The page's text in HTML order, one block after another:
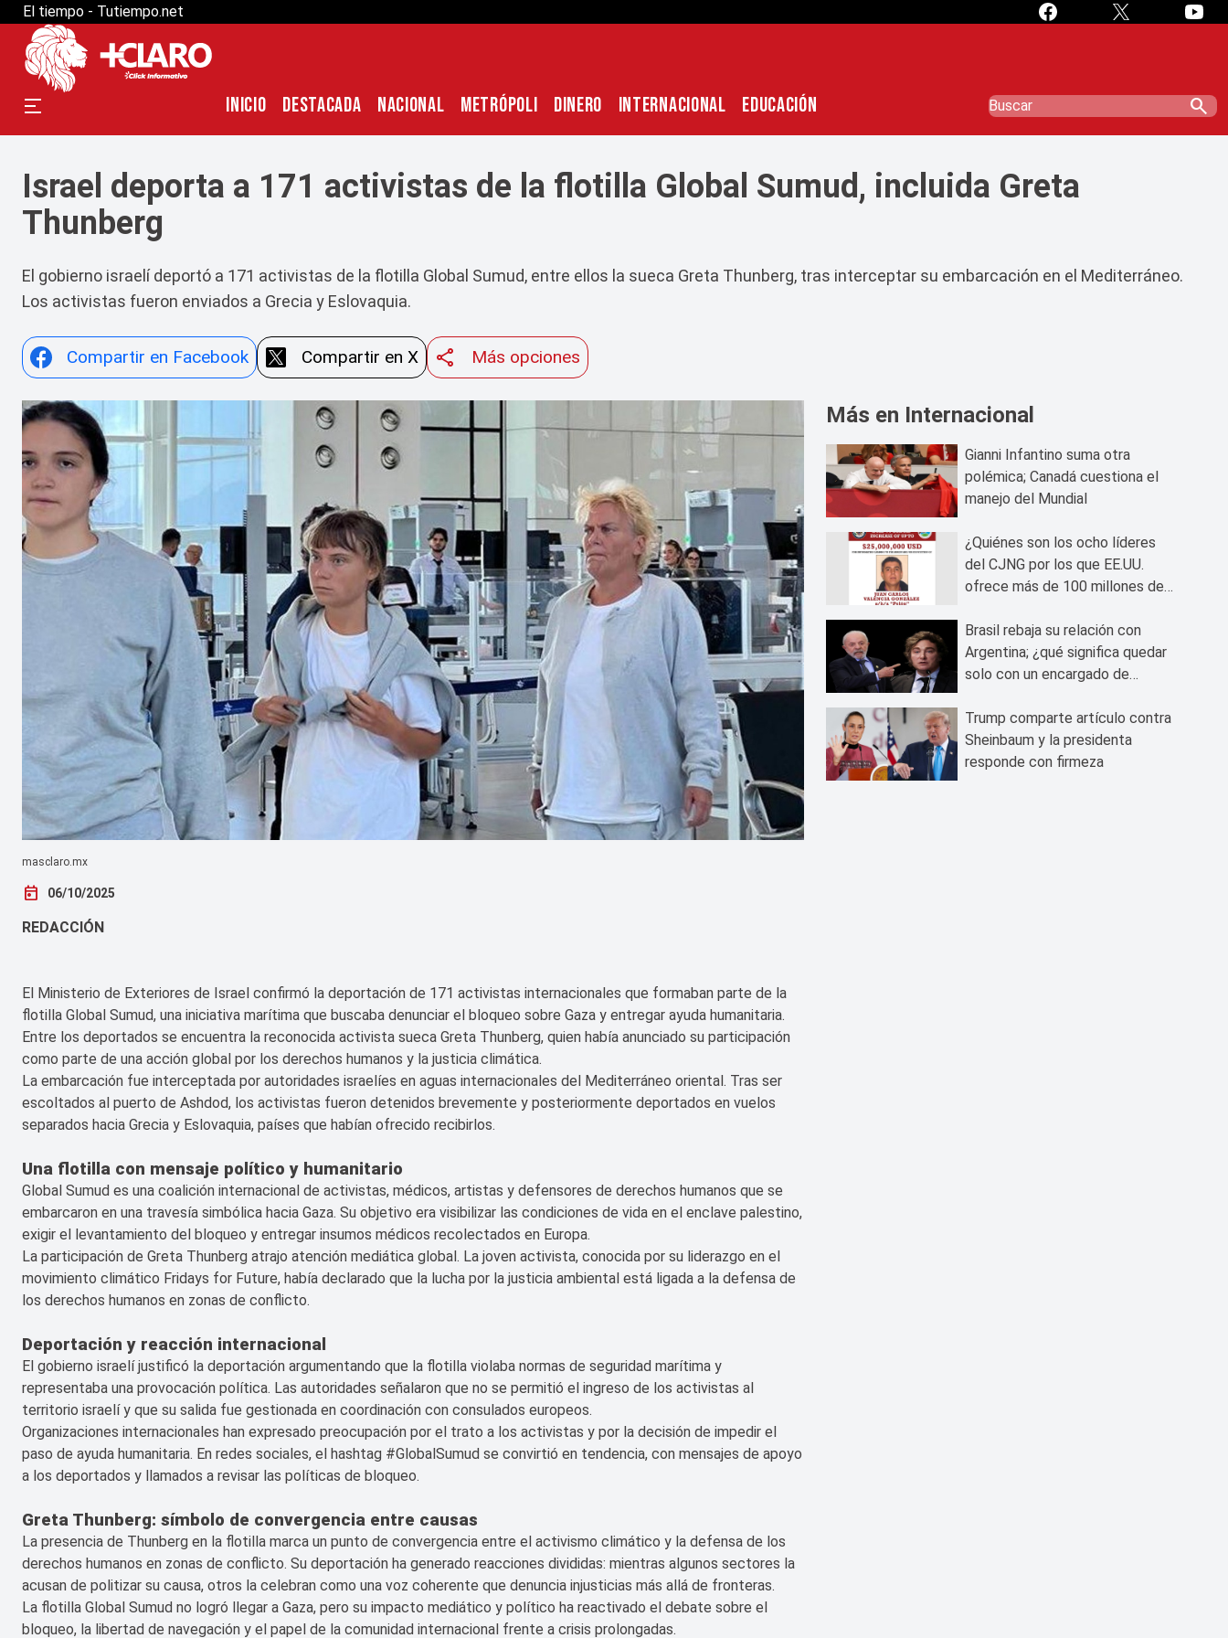
El tiempo - Tutiempo.net
INICIO DESTACADA NACIONAL METRÓPOLI DINERO INTERNACIONAL EDUCACIÓN search
Israel deporta a 171 activistas de la flotilla Global Sumud, incluida Greta
Thunberg
El gobierno israelí deportó a 171 activistas de la flotilla Global Sumud, entre ellos la sueca Greta Thunberg, tras interceptar su embarcación en el Mediterráneo.
Los activistas fueron enviados a Grecia y Eslovaquia.
Compartir en Facebook Compartir en X Más opciones
masclaro.mx
today 06/10/2025
REDACCIÓN
El Ministerio de Exteriores de Israel confirmó la deportación de 171 activistas internacionales que formaban parte de la
flotilla Global Sumud, una iniciativa marítima que buscaba denunciar el bloqueo sobre Gaza y entregar ayuda humanitaria.
Entre los deportados se encuentra la reconocida activista sueca Greta Thunberg, quien había anunciado su participación
como parte de una acción global por los derechos humanos y la justicia climática.
La embarcación fue interceptada por autoridades israelíes en aguas internacionales del Mediterráneo oriental. Tras ser
escoltados al puerto de Ashdod, los activistas fueron detenidos brevemente y posteriormente deportados en vuelos
separados hacia Grecia y Eslovaquia, países que habían ofrecido recibirlos.
Una flotilla con mensaje político y humanitario
Global Sumud es una coalición internacional de activistas, médicos, artistas y defensores de derechos humanos que se
embarcaron en una travesía simbólica hacia Gaza. Su objetivo era visibilizar las condiciones de vida en el enclave palestino,
exigir el levantamiento del bloqueo y entregar insumos médicos recolectados en Europa.
La participación de Greta Thunberg atrajo atención mediática global. La joven activista, conocida por su liderazgo en el
movimiento climático Fridays for Future, había declarado que la lucha por la justicia ambiental está ligada a la defensa de
los derechos humanos en zonas de conflicto.
Deportación y reacción internacional
El gobierno israelí justificó la deportación argumentando que la flotilla violaba normas de seguridad marítima y
representaba una provocación política. Las autoridades señalaron que no se permitió el ingreso de los activistas al
territorio israelí y que su salida fue gestionada en coordinación con consulados europeos.
Organizaciones internacionales han expresado preocupación por el trato a los activistas y por la decisión de impedir el
paso de ayuda humanitaria. En redes sociales, el hashtag #GlobalSumud se convirtió en tendencia, con mensajes de apoyo
a los deportados y llamados a revisar las políticas de bloqueo.
Greta Thunberg: símbolo de convergencia entre causas
La presencia de Thunberg en la flotilla marca un punto de convergencia entre el activismo climático y la defensa de los
derechos humanos en zonas de conflicto. Su deportación ha generado reacciones divididas: mientras algunos sectores la
acusan de politizar su causa, otros la celebran como una voz coherente que denuncia injusticias más allá de fronteras.
La flotilla Global Sumud no logró llegar a Gaza, pero su impacto mediático y político ha reactivado el debate sobre el
bloqueo, la libertad de navegación y el papel de la comunidad internacional frente a crisis prolongadas.
Más en Internacional
Gianni Infantino suma otra
polémica; Canadá cuestiona el
manejo del Mundial
¿Quiénes son los ocho líderes
del CJNG por los que EE.UU.
ofrece más de 100 millones de
Brasil rebaja su relación con
Argentina; ¿qué significa quedar
solo con un encargado de
Trump comparte artículo contra
Sheinbaum y la presidenta
responde con firmeza